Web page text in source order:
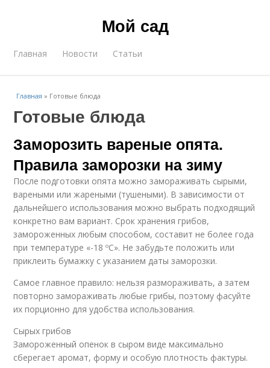
Мой сад
Главная Новости Статьи
Главная » Готовые блюда
Готовые блюда
Заморозить вареные опята.
Правила заморозки на зиму
После подготовки опята можно замораживать сырыми,
вареными или жареными (тушеными). В зависимости от
дальнейшего использования можно выбрать подходящий
конкретно вам вариант. Срок хранения грибов,
замороженных любым способом, составит не более года
при температуре «-18 ºC». Не забудьте положить или
приклеить бумажку с указанием даты заморозки.
Самое главное правило: нельзя размораживать, а затем
повторно замораживать любые грибы, поэтому фасуйте
их порционно для удобства использования.
Сырых грибов
Замороженный опенок в сыром виде максимально
сберегает аромат, форму и особую плотность фактуры.